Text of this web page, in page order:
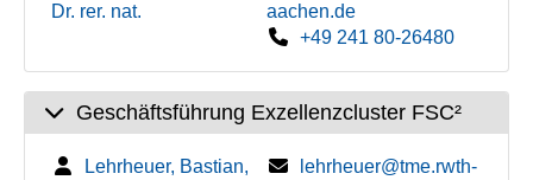
Dr. rer. nat.
aachen.de
+49 241 80-26480
Geschäftsführung Exzellenzcluster FSC²
Lehrheuer, Bastian,
lehrheuer@tme.rwth-